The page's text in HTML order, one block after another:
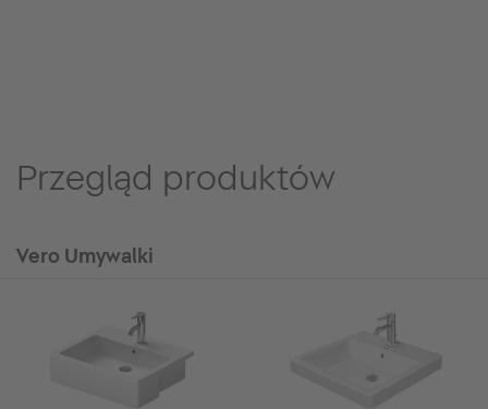
Przegląd produktów
Vero Umywalki